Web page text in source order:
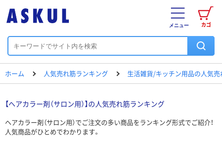
カゴ
メニュー
ホーム 人気売れ筋ランキング 生活雑貨/キッチン用品の人気
【ヘアカラー剤（サロン用）】の人気売れ筋ランキング
ヘアカラー剤（サロン用）でご注文の多い商品をランキング形式でご紹介！
人気商品がひとめでわかります。